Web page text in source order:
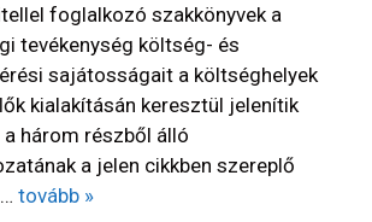
foglalkozó szakkönyvek a
tevékenység költség- és
sajátosságait a költséghelyek
kialakításán keresztül jelenítik
három részből álló
a jelen cikkben szereplő
tovább »